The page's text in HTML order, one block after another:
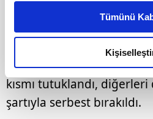
daha iyi reklam deneyimi
amacımızın size daha iyi bir
olduğunu ve sizlere en iyi
elimizden gelen çabayı
reklamların maliyetlerimizi
kalemimiz olduğunu sizlere
Tümünü
Vali Tuncay Sonel dâhil
kısmı tutuklandı,
şartıyla serbest bırakıldı.